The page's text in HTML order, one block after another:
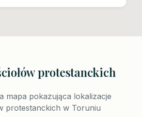
protestanckich
mapa pokazująca lokalizacje
protestanckich w Toruniu